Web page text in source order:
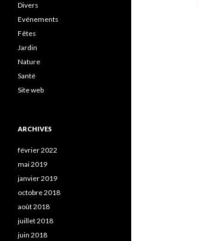
Divers
Evénements
Fêtes
Jardin
Nature
Santé
Site web
ARCHIVES
février 2022
mai 2019
janvier 2019
octobre 2018
août 2018
juillet 2018
juin 2018